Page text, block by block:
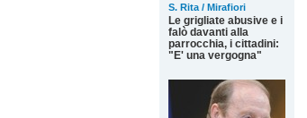
S. Rita / Mirafiori
Le grigliate abusive e i
falò davanti alla
parrocchia, i cittadini:
"E' una vergogna"